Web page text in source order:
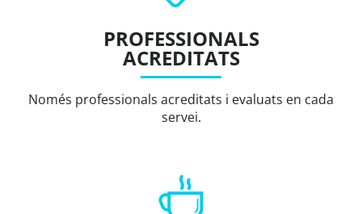
PROFESSIONALS
ACREDITATS
Només professionals acreditats i evaluats en cada
servei.